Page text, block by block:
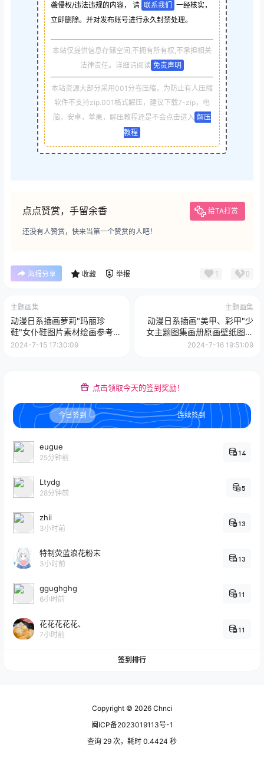
袭侵权/违法违规的内容， 请 联系我们
一经核实，
立即删除。并对发布账号进行永久封禁处理。
本站仅提供信息存储空间,不拥有所有权,不承担相关
法律责任。详细请阅读 免责声明
本站资源大部分采用001分卷压缩，为防止有人压缩
软件不支持zip.001格式解压，建议下载7-zip，电
脑，安卓，苹果，解压教程还是不会点击进入 解压
教程
点点赞赏，手留余香 给TA打赏
还没有人赞赏，快来当第一个赞赏的人吧！
海报分享 收藏 举报 1 0
主题画集
动漫日系插画萝莉"玛丽珍
鞋"女仆鞋图片素材绘画参考
美术设计资料
2024-7-15 17:30:09
主题画集
动漫日系插画"美甲、彩甲"少
女主题图集画册原画壁纸图片
素材美术资料
2024-7-16 19:51:09
点击领取今天的签到奖励！
今日签到 连续签到
eugue
25分钟前
14
Ltydg
28分钟前
5
zhii
3小时前
13
特制荧蓝浪花粉末
3小时前
13
ggughghg
6小时前
11
花花花花花、
7小时前
11
签到排行
Copyright © 2026Chnci
闽ICP备2023019113号-1
查询 29 次，耗时 0.4424 秒